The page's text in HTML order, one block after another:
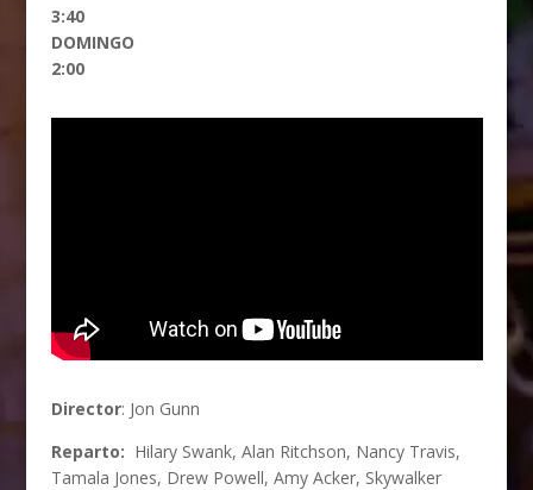
3:40
DOMINGO
2:00
Director: Jon Gunn
Reparto: Hilary Swank, Alan Ritchson, Nancy Travis,
Tamala Jones, Drew Powell, Amy Acker, Skywalker